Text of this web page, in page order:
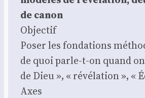
de canon
Objec­tif
Poser les fon­da­tions
de quoi parle-t-on quand
de Dieu », « révé­la­tion », «
Axes